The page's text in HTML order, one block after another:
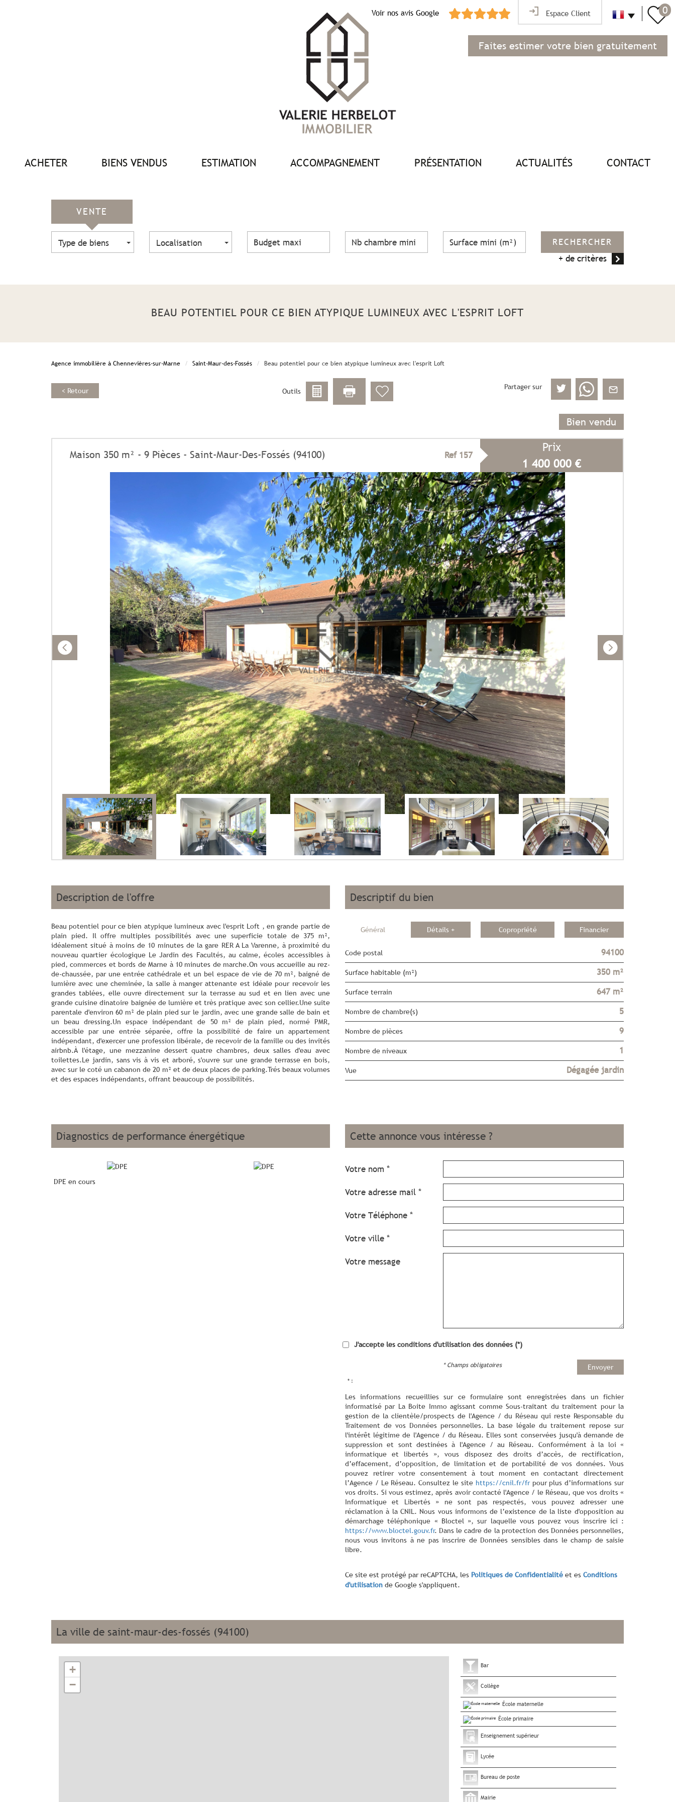
Espace Client
Voir nos avis Google
Faites estimer votre bien gratuitement
0
ACHETER BIENS VENDUS ESTIMATION ACCOMPAGNEMENT PRÉSENTATION ACTUALITÉS CONTACT
VENTE
Type de biens Localisation
RECHERCHER
+ de critères
BEAU POTENTIEL POUR CE BIEN ATYPIQUE LUMINEUX AVEC L'ESPRIT LOFT
Agence immobilière à Chennevières-sur-Marne Saint-Maur-des-Fossés Beau potentiel pour ce bien atypique lumineux avec l'esprit Loft
< Retour Outils
Partager sur
Bien vendu
Maison 350 m² - 9 Pièces - Saint-Maur-Des-Fossés (94100) Ref 157
Prix
1 400 000 €
description de l'offre
Beau potentiel pour ce bien atypique lumineux avec l'esprit Loft , en grande partie de
plain pied. Il offre multiples possibilités avec une superficie totale de 375 m²,
idéalement situé à moins de 10 minutes de la gare RER A La Varenne, à proximité du
nouveau quartier écologique Le Jardin des Facultés, au calme, écoles accessibles à
pied, commerces et bords de Marne à 10 minutes de marche.On vous accueille au rez-
de-chaussée, par une entrée cathédrale et un bel espace de vie de 70 m², baigné de
lumière avec une cheminée, la salle à manger attenante est idéale pour recevoir les
grandes tablées, elle ouvre directement sur la terrasse au sud et en lien avec une
grande cuisine dinatoire baignée de lumière et très pratique avec son cellier.Une suite
parentale d'environ 60 m² de plain pied sur le jardin, avec une grande salle de bain et
un beau dressing.Un espace indépendant de 50 m² de plain pied, normé PMR,
accessible par une entrée séparée, offre la possibilité de faire un appartement
indépendant, d'exercer une profession libérale, de recevoir de la famille ou des invités
airbnb.À l'étage, une mezzanine dessert quatre chambres, deux salles d'eau avec
toilettes.Le jardin, sans vis à vis et arboré, s'ouvre sur une grande terrasse en bois,
avec sur le coté un cabanon de 20 m² et de deux places de parking.Trés beaux volumes
et des espaces indépendants, offrant beaucoup de possibilités.
descriptif du bien
Général Détails + Copropriété Financier
Code postal 94100
Surface habitable (m²) 350 m²
surface terrain 647 m²
Nombre de chambre(s) 5
Nombre de pièces 9
Nombre de niveaux 1
Vue Dégagée jardin
diagnostics de performance énergétique
DPE en cours
cette annonce vous intéresse ?
Votre nom *
Votre adresse mail *
Votre Téléphone *
Votre ville *
Votre message
J'accepte les conditions d'utilisation des données (*)
Envoyer
* Champs obligatoires
* :
Les informations recueillies sur ce formulaire sont enregistrées dans un fichier
informatisé par La Boite Immo agissant comme Sous-traitant du traitement pour la
gestion de la clientèle/prospects de l'Agence / du Réseau qui reste Responsable du
Traitement de vos Données personnelles. La base légale du traitement repose sur
l'intérêt légitime de l'Agence / du Réseau. Elles sont conservées jusqu'à demande de
suppression et sont destinées à l'Agence / au Réseau. Conformément à la loi «
informatique et libertés », vous disposez des droits d’accès, de rectification,
d’effacement, d’opposition, de limitation et de portabilité de vos données. Vous
pouvez retirer votre consentement à tout moment en contactant directement
l’Agence / Le Réseau. Consultez le site https://cnil.fr/frpour plus d’informations sur
vos droits. Si vous estimez, après avoir contacté l'Agence / le Réseau, que vos droits «
Informatique et Libertés » ne sont pas respectés, vous pouvez adresser une
réclamation à la CNIL. Nous vous informons de l’existence de la liste d'opposition au
démarchage téléphonique « Bloctel », sur laquelle vous pouvez vous inscrire ici :
https://www.bloctel.gouv.fr. Dans le cadre de la protection des Données personnelles,
nous vous invitons à ne pas inscrire de Données sensibles dans le champ de saisie
libre.
Ce site est protégé par reCAPTCHA, les Politiques de Confidentialité et es Conditions
d'utilisation de Google s'appliquent.
la ville de saint-maur-des-fossés (94100)
+
−
Bar
Collège
École maternelle
École primaire
Enseignement supérieur
Lycée
Bureau de poste
Mairie